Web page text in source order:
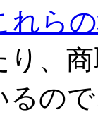
れら
り、
の